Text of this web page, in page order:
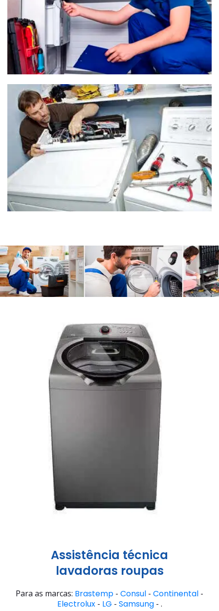
Assistência técnica
lavadoras roupas
Para as marcas: Brastemp - Consul - Continental -
Electrolux- LG - Samsung- .